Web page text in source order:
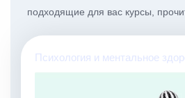
подходящие для вас курсы,
Психология и ментальное